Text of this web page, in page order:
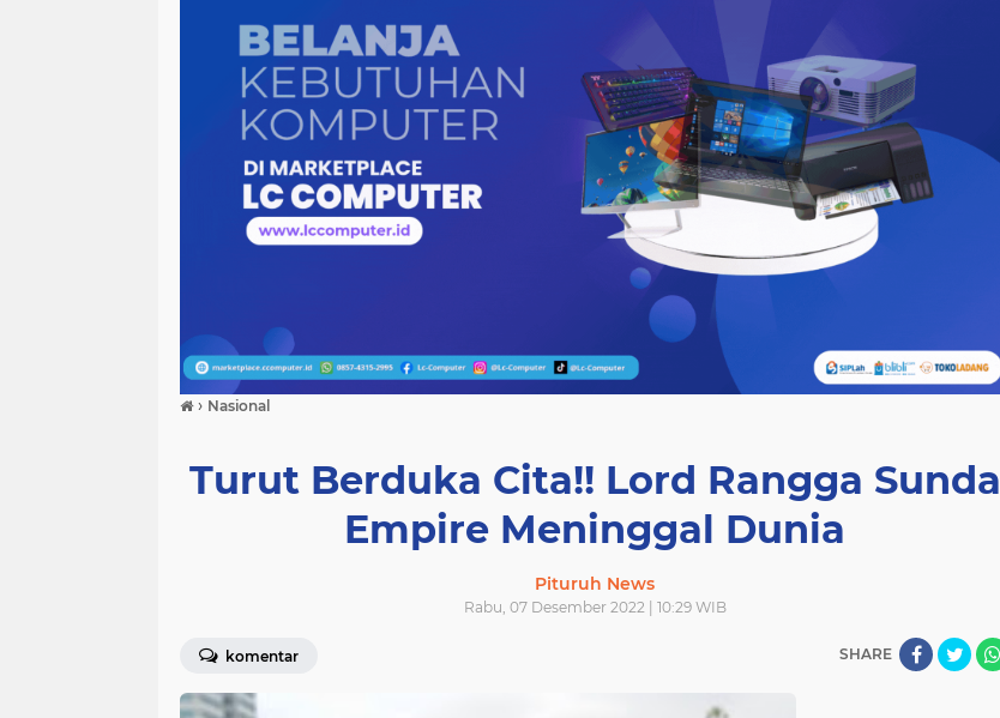
› Nasional
Turut Berduka Cita!! Lord Rangga Sunda
Empire Meninggal Dunia
Pituruh News
Rabu, 07 Desember 2022 | 10:29 WIB
komentar SHARE